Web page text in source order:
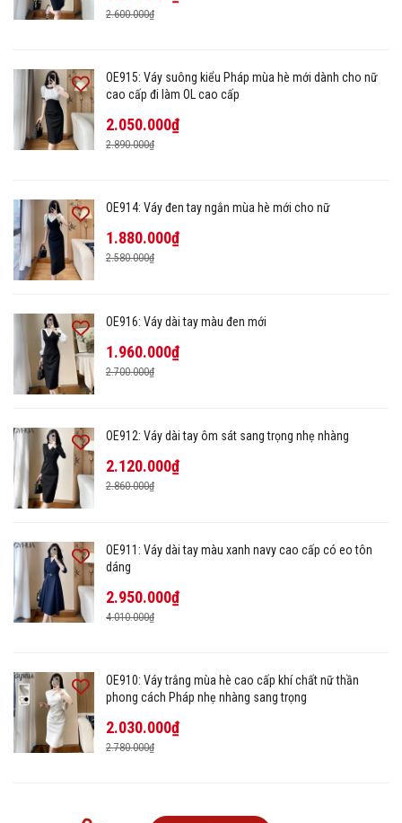
2.600.000₫
OE915: Váy suông kiểu Pháp mùa hè mới dành cho nữ
cao cấp đi làm OL cao cấp
2.050.000₫
2.890.000₫
OE914: Váy đen tay ngắn mùa hè mới cho nữ
1.880.000₫
2.580.000₫
OE916: Váy dài tay màu đen mới
1.960.000₫
2.700.000₫
OE912: Váy dài tay ôm sát sang trọng nhẹ nhàng
2.120.000₫
2.860.000₫
OE911: Váy dài tay màu xanh navy cao cấp có eo tôn
dáng
2.950.000₫
4.010.000₫
OE910: Váy trắng mùa hè cao cấp khí chất nữ thần
phong cách Pháp nhẹ nhàng sang trọng
2.030.000₫
2.780.000₫